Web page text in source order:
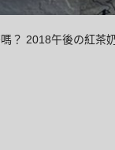
？ 2018午後の紅茶